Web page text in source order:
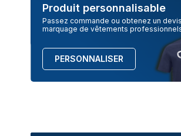
Produit personnalisable
Passez commande ou obtenez un
marquage de vêtements
PERSONNALISER